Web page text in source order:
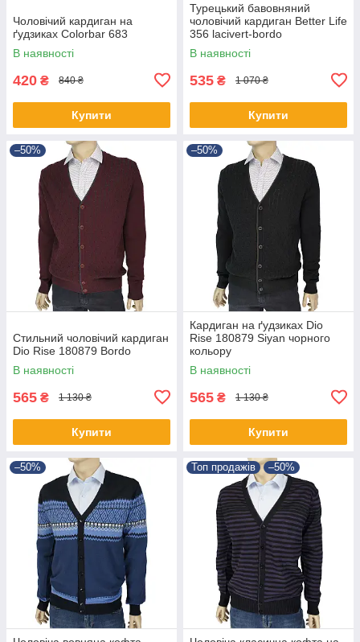
Чоловічий кардиган на
ґудзиках Colorbar 683
В наявності
420 ₴ 840 ₴
Купити
Турецький бавовняний
чоловічий кардиган Better Life
356 lacivert-bordo
В наявності
535 ₴ 1 070 ₴
Купити
–50%
Стильний чоловічий кардиган
Dio Rise 180879 Bordo
В наявності
565 ₴ 1 130 ₴
Купити
–50%
Кардиган на ґудзиках Dio
Rise 180879 Siyan чорного
кольору
В наявності
565 ₴ 1 130 ₴
Купити
–50% Топ продажів –50%